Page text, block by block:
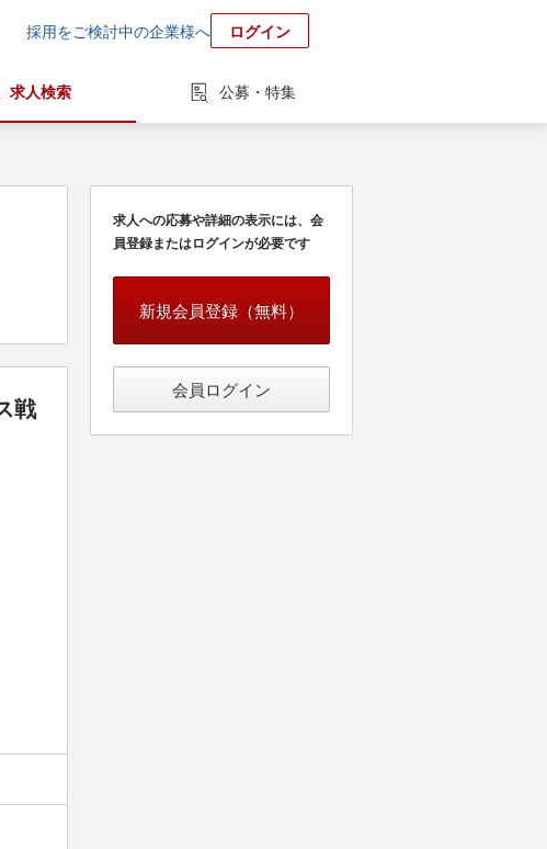
採用をご検討中の企業様へ ログイン
求人検索 公募・特集
戦
求人への応募や詳細の表示には、会
員登録またはログインが必要です
新規会員登録（無料）
会員ログイン